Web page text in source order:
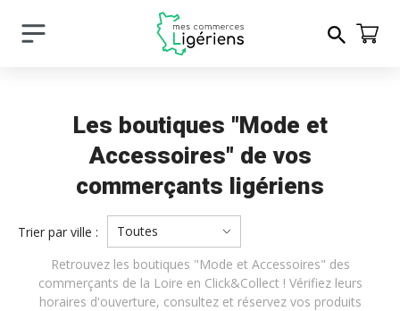
Les boutiques "Mode et
Accessoires" de vos
commerçants ligériens
Trier par ville :
Toutes
Retrouvez les boutiques "Mode et Accessoires" des
commerçants de la Loire en Click&Collect ! Vérifiez leurs
horaires d'ouverture, consultez et réservez vos produits